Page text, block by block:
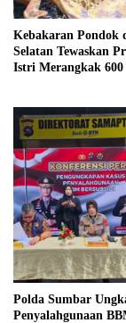
Kebakaran Pondok
Selatan Tewaskan
Istri Merangkak 600
Polda Sumbar
Penyalahgunaan